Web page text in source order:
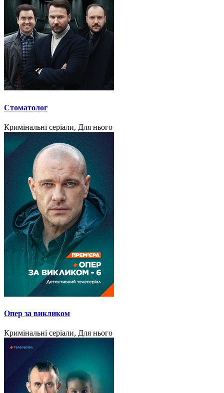
Стоматолог
Кримінальні серіали, Для нього
Опер за викликом
Кримінальні серіали, Для нього